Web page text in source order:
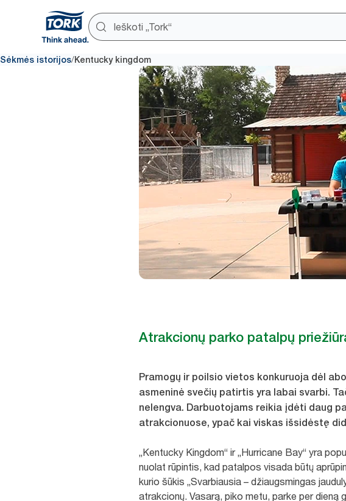
Sėkmės istorijos/Kentucky kingdom
Atrakcionų parko patalpų
Pramogų ir poilsio vietos konkuruoja dėl
asmeninė svečių patirtis yra labai svarbi.
nelengva. Darbuotojams reikia įdėti daug
atrakcionuose, ypač kai viskas išsidėstę
„Kentucky Kingdom“ ir „Hurricane Bay“ yra
nuolat rūpintis, kad patalpos visada būtų
kurio šūkis „Svarbiausia – džiaugsmingas
atrakcionų. Vasarą, piko metu, parke per dieną